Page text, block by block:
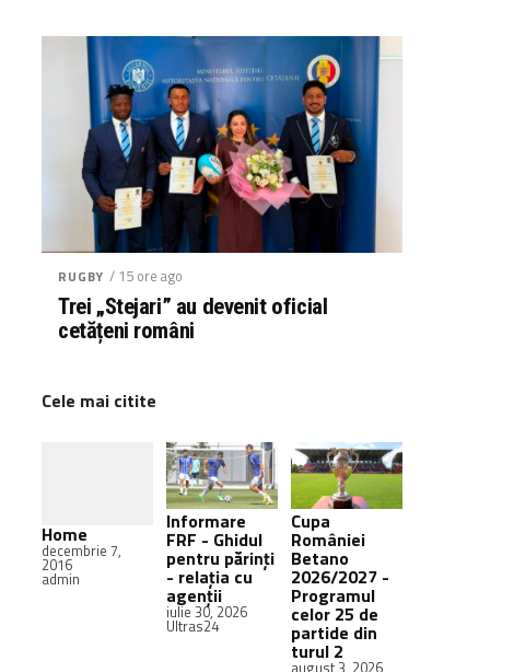
RUGBY / 15 ore ago
Trei „Stejari” au devenit oficial
cetățeni români
Cele mai citite
Home
decembrie 7,
2016
admin
Informare
FRF - Ghidul
pentru părinți
- relația cu
agenții
iulie 30, 2026
Ultras24
Cupa
României
Betano
2026/2027 -
Programul
celor 25 de
partide din
turul 2
august 3, 2026